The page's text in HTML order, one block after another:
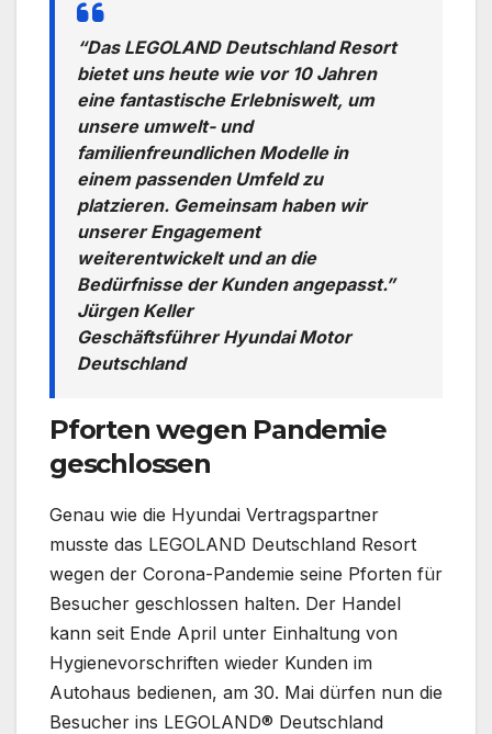
“Das LEGOLAND Deutschland Resort
bietet uns heute wie vor 10 Jahren
eine fantastische Erlebniswelt, um
unsere umwelt- und
familienfreundlichen Modelle in
einem passenden Umfeld zu
platzieren. Gemeinsam haben wir
unserer Engagement
weiterentwickelt und an die
Bedürfnisse der Kunden angepasst.”
Jürgen Keller
Geschäftsführer Hyundai Motor
Deutschland
Pforten wegen Pandemie
geschlossen
Genau wie die Hyundai Vertragspartner
musste das LEGOLAND Deutschland Resort
wegen der Corona-Pandemie seine Pforten für
Besucher geschlossen halten. Der Handel
kann seit Ende April unter Einhaltung von
Hygienevorschriften wieder Kunden im
Autohaus bedienen, am 30. Mai dürfen nun die
Besucher ins LEGOLAND® Deutschland